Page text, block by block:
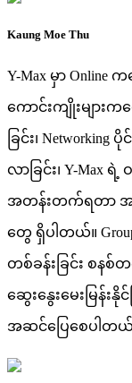
Kaung Moe Thu
Y-Max မှာ
ကောင်းကျိုးများ
ခြင်း၊
လာခြင်း၊ Y-Max ရဲ့
အတန်းတက်ရတာ အဆ
တွေ ရှိပါတယ်။
တစ်ခန်းခြင်း စနစ်
ဆွေးနွေးမေးမြန်
အဆင်ပြေစေပါတယ်